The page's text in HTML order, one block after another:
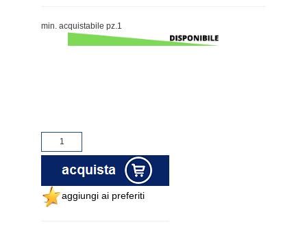
min. acquistabile pz.1
aggiungi ai preferiti